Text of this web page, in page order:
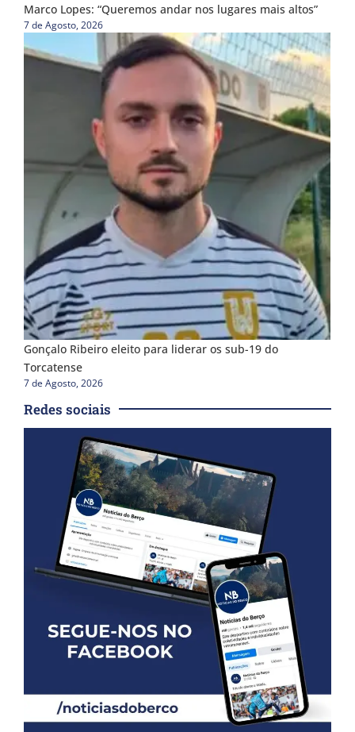
Marco Lopes: “Queremos andar nos lugares mais altos”
7 de Agosto, 2026
Gonçalo Ribeiro eleito para liderar os sub-19 do
Torcatense
7 de Agosto, 2026
Redes sociais